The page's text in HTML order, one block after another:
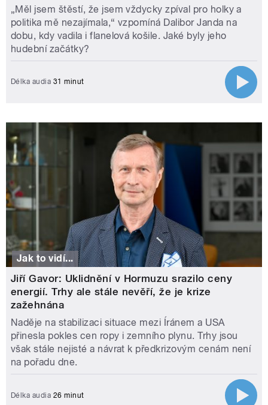
„Měl jsem štěstí, že jsem vždycky zpíval pro holky a
politika mě nezajímala,“ vzpomíná Dalibor Janda na
dobu, kdy vadila i flanelová košile. Jaké byly jeho
hudební začátky?
Délka audia 31 minut
Jak to vidí...
Jiří Gavor: Uklidnění v Hormuzu srazilo ceny
energií. Trhy ale stále nevěří, že je krize
zažehnána
Naděje na stabilizaci situace mezi Íránem a USA
přinesla pokles cen ropy i zemního plynu. Trhy jsou
však stále nejisté a návrat k předkrizovým cenám není
na pořadu dne.
Délka audia 26 minut